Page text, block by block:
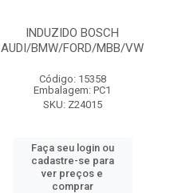
INDUZIDO BOSCH
AUDI/BMW/FORD/MBB/VW
Código: 15358
Embalagem: PC1
SKU: Z24015
Faça seu login ou
cadastre-se para
ver preços e
comprar